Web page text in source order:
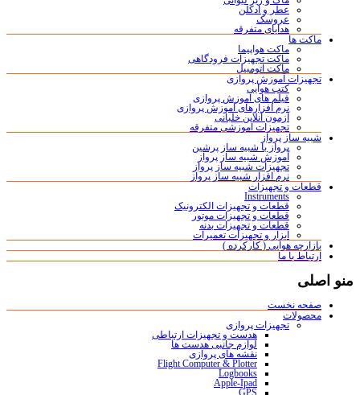
عطر و ادکلن
عروسک
هدایای متفرقه
ماکت ها
ماکت هواپیما
ماکت تجهیزات فرودگاهی
ماکت اتومبیل
تجهیزات آموزش پروازی
کتب هوایی
فیلم های آموزش پروازی
نرم افزارهای آموزش پروازی
آزمون آنلاین خلبانی
تجهیزات آموزشی متفرقه
شبیه ساز پرواز
پرواز با شبیه ساز پرشین
آموزش شبیه ساز پرواز
تجهیزات شبیه ساز پرواز
نرم افزار شبیه ساز پرواز
قطعات و تجهیزات
Instruments
قطعات و تجهیزات الکترونیک
قطعات و تجهیزات موتور
قطعات و تجهیزات بدنه
ابزار و تجهیزات تعمیرات
بازارچه هوایی ( کارکرده )
ارتباط با ما
منو اصلی
صفحه نخست
محصولات
تجهیزات پروازی
هدست و تجهیزات ارتباطی
لوازم جانبی هدست ها
نقشه های پروازی
Flight Computer & Plotter
Logbooks
Apple-Ipad
GPS